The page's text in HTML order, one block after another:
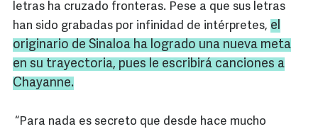
letras ha cruzado fronteras. Pese a que sus letras
han sido grabadas por infinidad de intérpretes, el
originario de Sinaloa ha logrado una nueva meta
en su trayectoria, pues le escribirá canciones a
Chayanne.
“Para nada es secreto que desde hace mucho